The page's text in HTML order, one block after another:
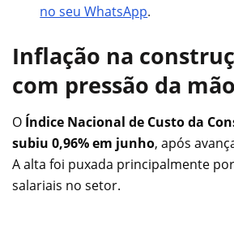
no seu WhatsApp.
Inflação na
com pressão da
O Índice Nacional de Custo da
subiu 0,96% em junho, após
A alta foi puxada principalmente
salariais no setor.